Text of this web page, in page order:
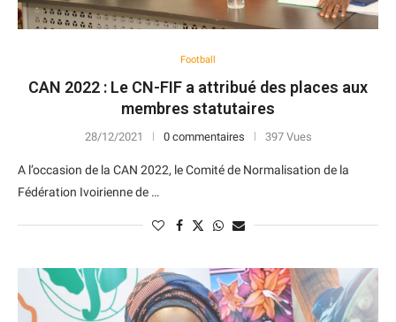
Football
CAN 2022 : Le CN-FIF a attribué des places aux
membres statutaires
28/12/2021 0 commentaires 397 Vues
A l’occasion de la CAN 2022, le Comité de Normalisation de la
Fédération Ivoirienne de …